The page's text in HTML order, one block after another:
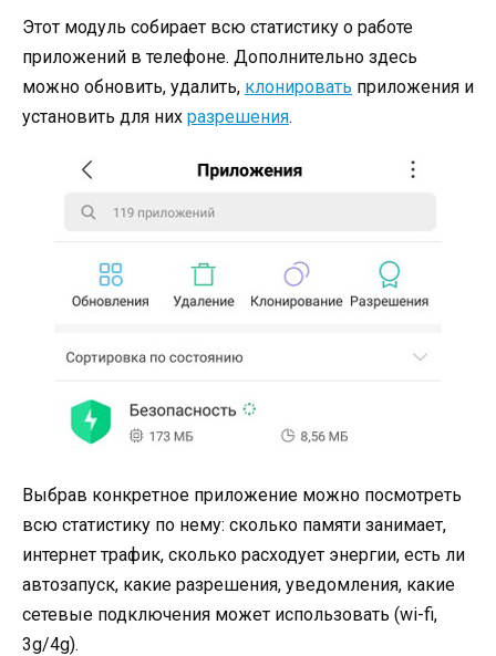
Этот модуль собирает всю статистику о работе
приложений в телефоне. Дополнительно здесь
можно обновить, удалить, клонировать приложения и
установить для них разрешения.
Выбрав конкретное приложение можно посмотреть
всю статистику по нему: сколько памяти занимает,
интернет трафик, сколько расходует энергии, есть ли
автозапуск, какие разрешения, уведомления, какие
сетевые подключения может использовать (wi-fi,
3g/4g).